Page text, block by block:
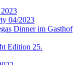
04/2023
Dinner im Gasthof
Edition 25.